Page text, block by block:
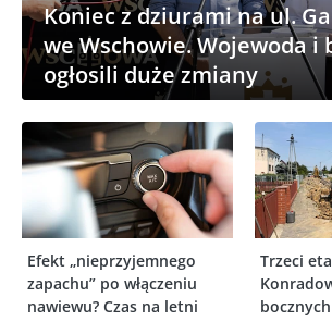
Koniec z dziurami na ul.
we Wschowie. Wojewoda
ogłosili duże zmiany
Efekt „nieprzyjemnego
zapachu” po włączeniu
nawiewu? Czas na letni
Trzeci